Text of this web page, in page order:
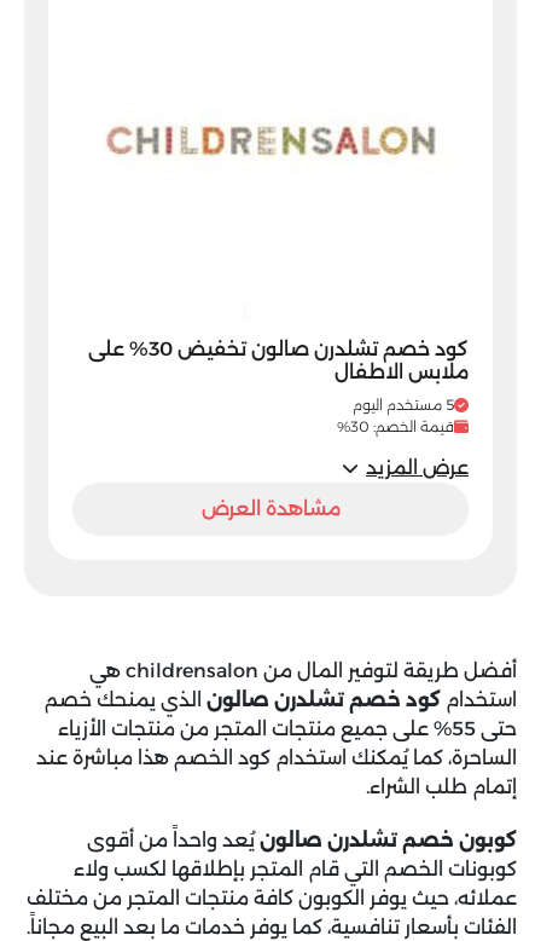
كود خصم تشلدرن صالون تخفيض 30% على
ملابس الاطفال
5 مستخدم اليوم
قيمة الخصم: 30%
عرض المزيد
مشاهدة العرض
أفضل طريقة لتوفير المال من childrensalon هي
استخدام كود خصم تشلدرن صالون الذي يمنحك خصم
حتى 55% على جميع منتجات المتجر من منتجات الأزياء
الساحرة، كما يُمكنك استخدام كود الخصم هذا مباشرة عند
إتمام طلب الشراء.
كوبون خصم تشلدرن صالونيُعد واحداً من أقوى
كوبونات الخصم التي قام المتجر بإطلاقها لكسب ولاء
عملائه، حيث يوفر الكوبون كافة منتجات المتجر من مختلف
الفئات بأسعار تنافسية، كما يوفر خدمات ما بعد البيع مجاناً.